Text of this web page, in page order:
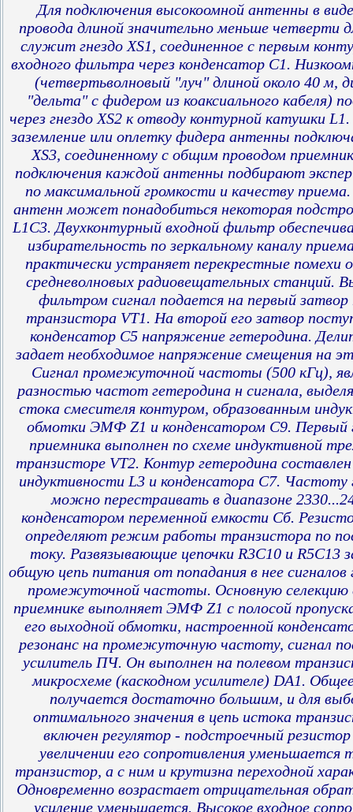
Для подключения высокоомной антенны в
провода длиной значительно меньше четверти
служит гнездо XS1, соединенное с первым
входного фильтра через конденсатор С1.
(четвертьволновый "луч" длиной около 40 м,
"дельта" с фидером из коаксиального кабеля)
через гнездо XS2 к отводу контурной катушки
заземление или оплетку фидера антенны
XS3, соединенному с общим проводом
подключения каждой антенны подбирают
по максимальной громкости и качеству
антенн может понадобиться некоторая
L1C3. Двухконтурный входной фильтр
избирательность по зеркальному каналу
практически устраняет перекрестные
средневолновых радиовещательных станций.
фильтром сигнал подается на первый затвор
транзистора VT1. На второй его затвор
конденсатор С5 напряжение гетеродина.
задает необходимое напряжение смещения на
Сигнал промежуточной частоты (500 кГц),
разностью частот гетеродина н сигнала,
стока смесителя контуром, образованным
обмотки ЭМФ Z1 и конденсатором С9. Первый
приемника выполнен по схеме индуктивной
транзисторе VT2. Контур гетеродина
индуктивности L3 и конденсатора С7. Частоту
можно перестраивать в диапазоне
конденсатором переменной емкости Сб.
определяют режим работы транзистора по
току. Развязывающие цепочки R3C10 и
общую цепь питания от попадания в нее сигналов
промежуточной частоты. Основную селекцию
приемнике выполняет ЭМФ Z1 с полосой
его выходной обмотки, настроенной
резонанс на промежуточную частоту, сигнал
усилитель ПЧ. Он выполнен на полевом
микросхеме (каскодном усилителе) DA1.
получается достаточно большим, и для
оптимального значения в цепь истока
включен регулятор - подстроечный
увеличении его сопротивления уменьшается
транзистор, а с ним и крутизна переходной
Одновременно возрастает отрицательная
усиление уменьшается. Высокое входное